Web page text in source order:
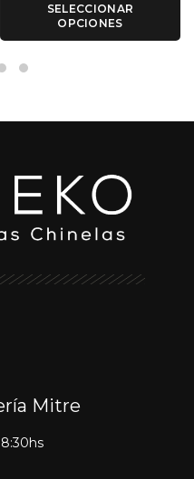
SELECCIONAR
OPCIONES
Mitre